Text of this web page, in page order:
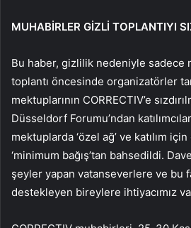
MUHABİRLER GİZLİ TOPLANTIYI
Bu haber, gizlilik nedeniyle sadece
toplantı öncesinde organizatörler
mektuplarının CORRECTIV’e
Düsseldorf Forumu’ndan
mektuplarda ‘özel ağ’ ve katılım
‘minimum bağış’tan bahsedildi.
şeyler yapan vatanseverlere ve bu
destekleyen bireylere ihtiyacımız